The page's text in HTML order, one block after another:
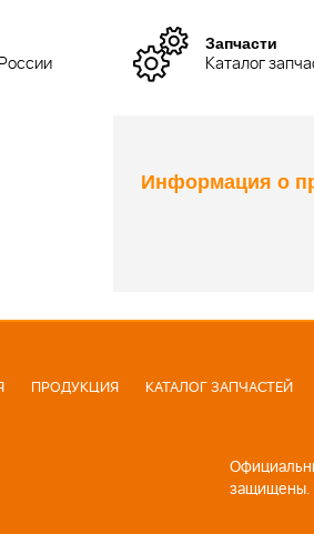
Запчасти
Каталог
Информация о
ПРОДУКЦИЯ КАТАЛОГ ЗАПЧАСТЕЙ
защищены.